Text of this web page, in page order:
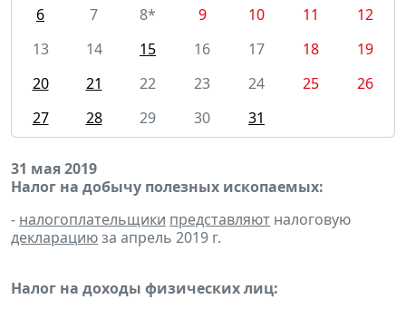
6
7 8* 9 10 11
12
13
14 15 16 17 18
19
20
21 22 23 24 25
26
27
28 29 30 31
31 мая 2019
Налог на добычу полезных ископаемых:
- налогоплательщики представляют налоговую
декларациюза апрель 2019 г.
Налог на доходы физических лиц: